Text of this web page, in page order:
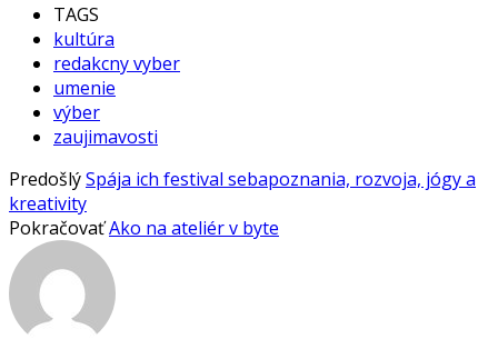
TAGS
kultúra
redakcny vyber
umenie
výber
zaujimavosti
PredošlýSpája ich festival sebapoznania, rozvoja, jógy a
kreativity
PokračovaťAko na ateliér v byte